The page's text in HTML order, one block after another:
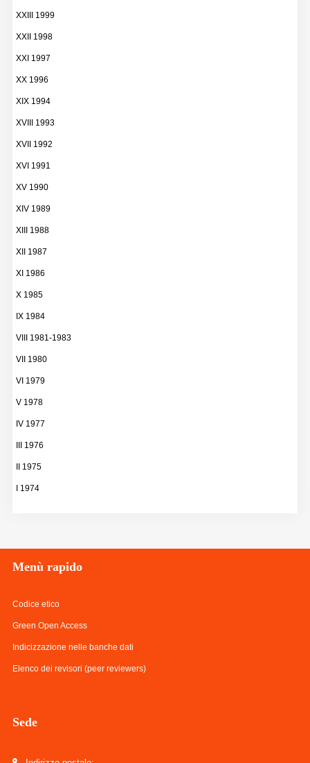
XXIII 1999
XXII 1998
XXI 1997
XX 1996
XIX 1994
XVIII 1993
XVII 1992
XVI 1991
XV 1990
XIV 1989
XIII 1988
XII 1987
XI 1986
X 1985
IX 1984
VIII 1981-1983
VII 1980
VI 1979
V 1978
IV 1977
III 1976
II 1975
I 1974
Menù rapido
Codice etico
Green Open Access
Indicizzazione nelle banche dati
Elenco dei revisori (peer reviewers)
Sede